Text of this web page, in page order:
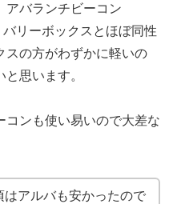
アバランチビーコン
リーボックスとほぼ同性
スの方がわずかに軽いの
思います。
コンも使い易いので大差な
はアルバも安かったので